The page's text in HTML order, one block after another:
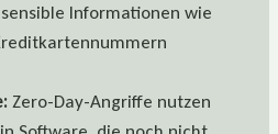
Informationen wie
Zero-Day-Angriffe nutzen